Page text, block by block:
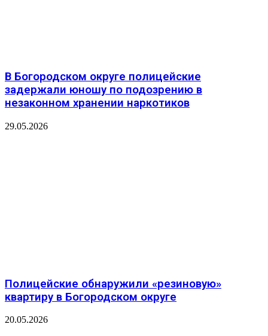
В Богородском округе полицейские
задержали юношу по подозрению в
незаконном хранении наркотиков
29.05.2026
Полицейские обнаружили «резиновую»
квартиру в Богородском округе
20.05.2026